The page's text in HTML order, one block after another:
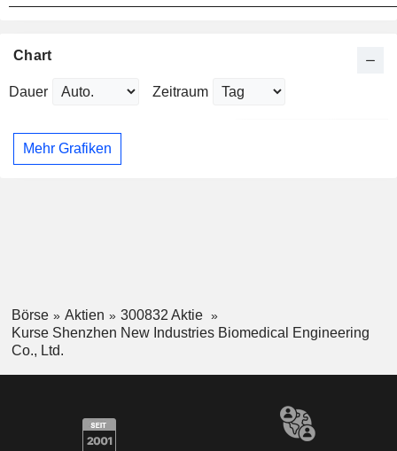
Chart
Dauer Zeitraum
Mehr Grafiken
Börse Aktien
300832 Aktie
Kurse Shenzhen New Industries Biomedical Engineering
Co., Ltd.